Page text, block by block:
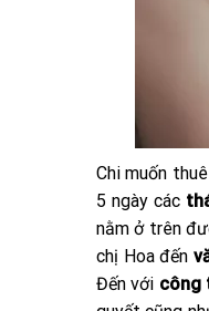
Chi muốn
5 ngày các
nằm ở trên
chị Hoa đến
Đến với công